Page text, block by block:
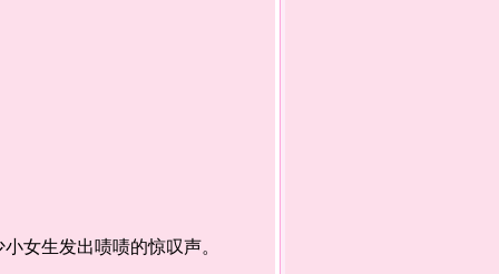
女生发出啧啧的惊叹声。